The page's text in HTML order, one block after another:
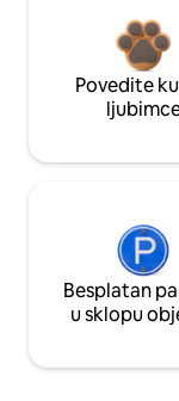
Povedite
Besplatan
u sklopu